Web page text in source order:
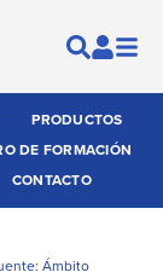
PRODUCTOS
DE FORMACIÓN
CONTACTO
Ámbito